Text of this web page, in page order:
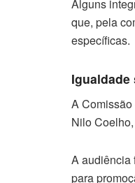
Alguns
que, pela
específicas.
A
Nilo
A audiência
para